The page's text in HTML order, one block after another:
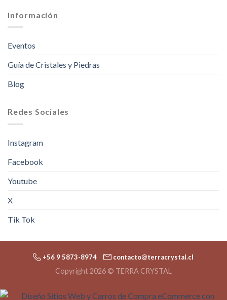
Información
Eventos
Guía de Cristales y Piedras
Blog
Redes Sociales
Instagram
Facebook
Youtube
X
Tik Tok
+56 9 5873-8974 contacto@terracrystal.cl
Copyright 2026 © TERRA CRYSTAL